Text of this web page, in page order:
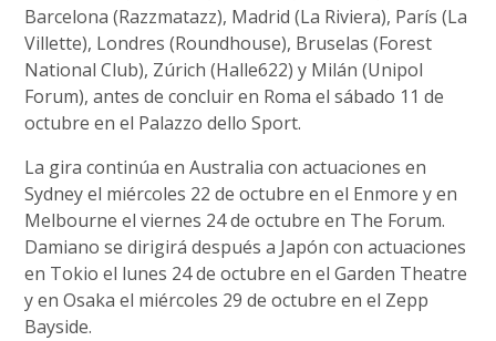
Barcelona (Razzmatazz), Madrid (La Riviera), París (La
Villette), Londres (Roundhouse), Bruselas (Forest
National Club), Zúrich (Halle622) y Milán (Unipol
Forum), antes de concluir en Roma el sábado 11 de
octubre en el Palazzo dello Sport.
La gira continúa en Australia con actuaciones en
Sydney el miércoles 22 de octubre en el Enmore y en
Melbourne el viernes 24 de octubre en The Forum.
Damiano se dirigirá después a Japón con actuaciones
en Tokio el lunes 24 de octubre en el Garden Theatre
y en Osaka el miércoles 29 de octubre en el Zepp
Bayside.